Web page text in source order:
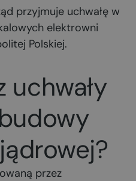
przyjmuje uchwałę w
elektrowni
Polskiej.
uchwały
przez